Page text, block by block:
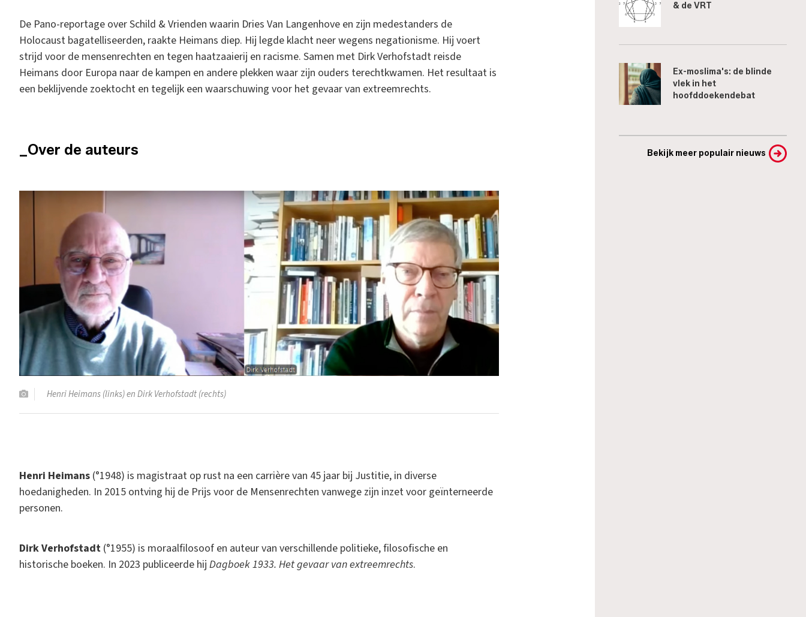
De Pano-reportage over Schild & Vrienden waarin Dries Van Langenhove en zijn medestanders de
Holocaust bagatelliseerden, raakte Heimans diep. Hij legde klacht neer wegens negationisme. Hij voert
strijd voor de mensenrechten en tegen haatzaaierij en racisme. Samen met Dirk Verhofstadt reisde
Heimans door Europa naar de kampen en andere plekken waar zijn ouders terechtkwamen. Het resultaat is
een beklijvende zoektocht en tegelijk een waarschuwing voor het gevaar van extreemrechts.
_Over de auteurs
Henri Heimans (links) en Dirk Verhofstadt (rechts)
Henri Heimans (°1948) is magistraat op rust na een carrière van 45 jaar bij Justitie, in diverse
hoedanigheden. In 2015 ontving hij de Prijs voor de Mensenrechten vanwege zijn inzet voor geïnterneerde
personen.
Dirk Verhofstadt (°1955) is moraalfilosoof en auteur van verschillende politieke, filosofische en
historische boeken. In 2023 publiceerde hij Dagboek 1933. Het gevaar van extreemrechts.
& de VRT
Ex-moslima's: de blinde
vlek in het
hoofddoekendebat
Bekijk meer populair nieuws